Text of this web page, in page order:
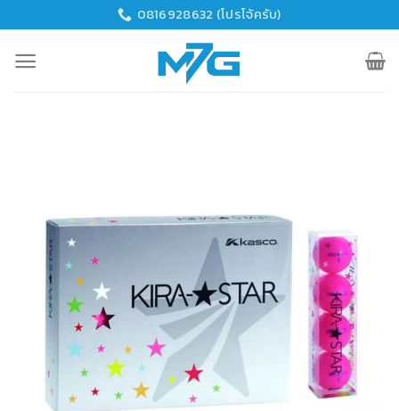
content
0816928632 (โปรโจ้ครับ)